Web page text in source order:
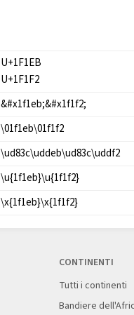
U+1F1EB
U+1F1F2
&#x1f1eb;&#x1f1f2;
\01f1eb\01f1f2
\ud83c\uddeb\ud83c\uddf2
\u{1f1eb}\u{1f1f2}
\x{1f1eb}\x{1f1f2}
CONTINENTI
Tutti i continenti
Bandiere